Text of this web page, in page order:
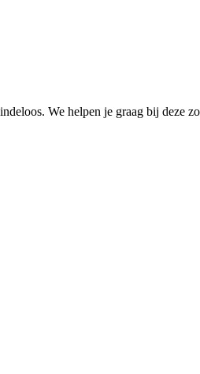
We helpen je graag bij deze